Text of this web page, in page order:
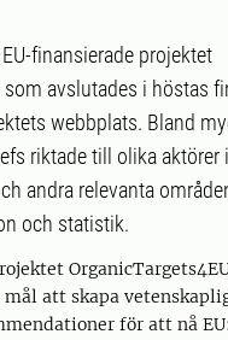
finansierade projektet
som avslutades i höstas
webbplats. Bland
riktade till olika aktörer
andra relevanta
och statistik.
att skapa
för att nå